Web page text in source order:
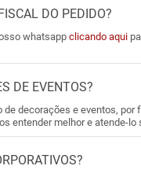
DO PEDIDO?
whatsappclicando aqui
DE EVENTOS?
decorações e eventos, por
entender melhor e atende-